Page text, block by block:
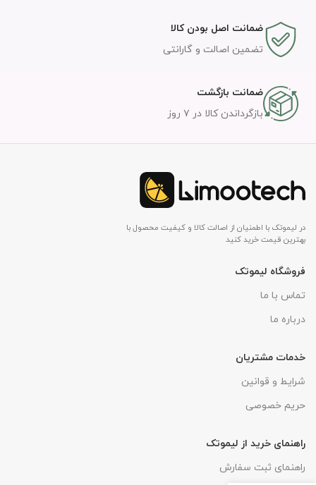
ضمانت اصل بودن کالا
تضمین اصالت و گارانتی
ضمانت بازگشت
بازگرداندن کالا در ۷ روز
در لیموتک با اطمنیان از اصالت کالا و کیفیت محصول با
بهترین قیمت خرید کنید
فروشگاه لیموتک
تماس با ما
درباره ما
خدمات مشتریان
شرایط و قوانین
حریم خصوصی
راهنمای خرید از لیموتک
راهنمای ثبت سفارش